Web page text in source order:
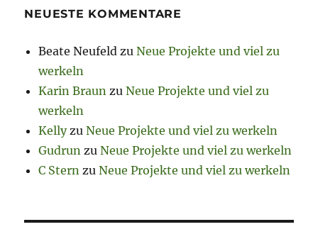
NEUESTE KOMMENTARE
Beate Neufeld zuNeue Projekte und viel zu
werkeln
Karin Braun zuNeue Projekte und viel zu
werkeln
KellyzuNeue Projekte und viel zu werkeln
Gudrun zuNeue Projekte und viel zu werkeln
C Stern zuNeue Projekte und viel zu werkeln